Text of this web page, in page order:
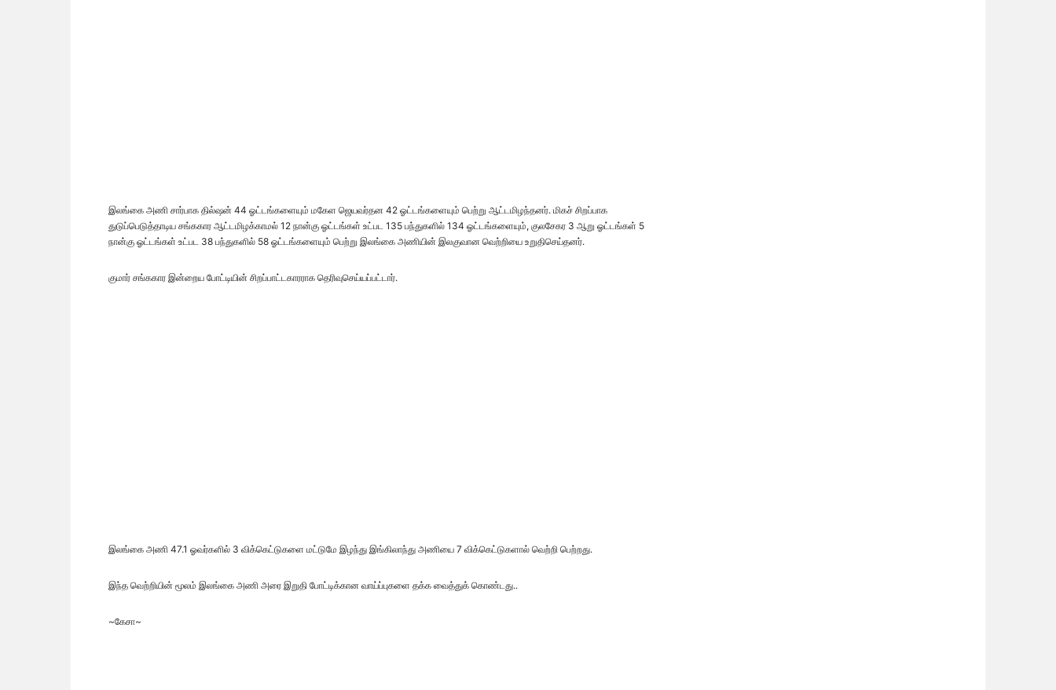
இலங்கை அணி சார்பாக தில்ஷன் 44 ஓட்டங்களையும் மகேள ஜெயவர்தன 42 ஓட்டங்களையும் பெற்று ஆட்டமிழந்தனர். மிகச் சிறப்பாக
துடுப்பெடுத்தாடிய சங்ககார ஆட்டமிழக்காமல் 12 நான்கு ஓட்டங்கள் உட்பட 135 பந்துகளில் 134 ஓட்டங்களையும், குலசேகர 3 ஆறு ஓட்டங்கள் 5
நான்கு ஓட்டங்கள் உட்பட 38 பந்துகளில் 58 ஓட்டங்களையும் பெற்று இலங்கை அணியின் இலகுவான வெற்றியை உறுதிசெய்தனர்.
குமார் சங்ககார இன்றைய போட்டியின் சிறப்பாட்டகாரராக தெரிவுசெய்யப்பட்டார்.
இலங்கை அணி 47.1 ஓவர்களில் 3 விக்கெட்டுகளை மட்டுமே இழந்து இங்கிலாந்து அணியை 7 விக்கெட்டுகளால் வெற்றி பெற்றது.
இந்த வெற்றியின் மூலம் இலங்கை அணி அரை இறுதி போட்டிக்கான வாய்ப்புகளை தக்க வைத்துக் கொண்டது..
~கேசா~